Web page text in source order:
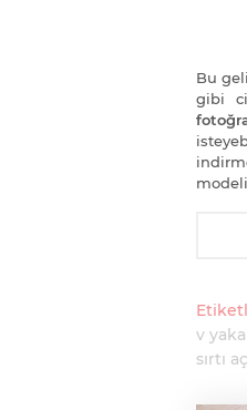
Bu
gibi
v
sırtı